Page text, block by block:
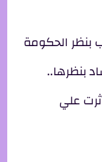
بنظر الحكومة
بنظرها..
علي